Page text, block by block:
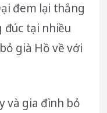
đem lại thắng
đúc tại nhiều
già Hồ về với
và gia đình bỏ